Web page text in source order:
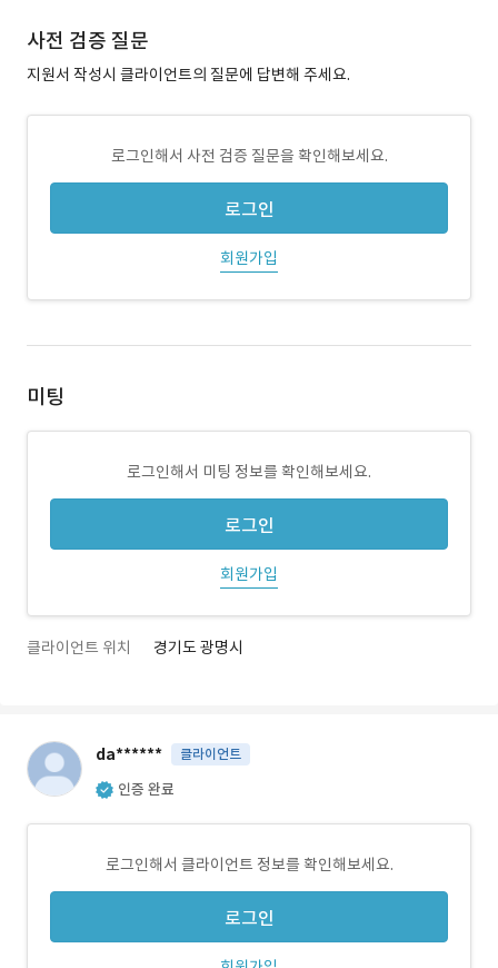
사전 검증 질문
지원서 작성시 클라이언트의 질문에 답변해 주세요.
로그인해서 사전 검증 질문을 확인해보세요.
로그인
회원가입
미팅
로그인해서 미팅 정보를 확인해보세요.
로그인
회원가입
클라이언트 위치 경기도 광명시
da****** 클라이언트
인증 완료
로그인해서 클라이언트 정보를 확인해보세요.
로그인